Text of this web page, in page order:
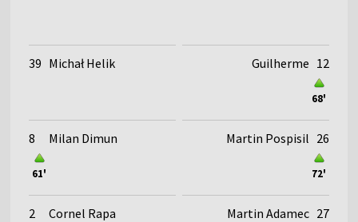
39 Michał Helik
8 Milan Dimun
61'
2 Cornel Rapa
68'
Guilherme 12
72'
Martin Pospisil 26
Martin Adamec 27